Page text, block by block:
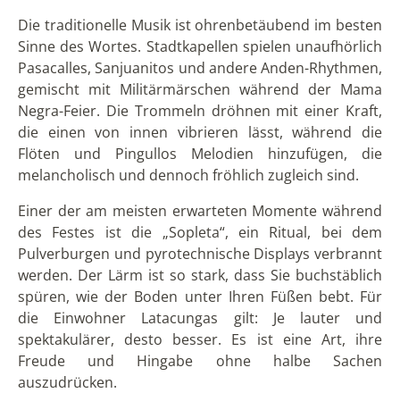
Die traditionelle Musik ist ohrenbetäubend im besten
Sinne des Wortes. Stadtkapellen spielen unaufhörlich
Pasacalles, Sanjuanitos und andere Anden-Rhythmen,
gemischt mit Militärmärschen während der Mama
Negra-Feier. Die Trommeln dröhnen mit einer Kraft,
die einen von innen vibrieren lässt, während die
Flöten und Pingullos Melodien hinzufügen, die
melancholisch und dennoch fröhlich zugleich sind.
Einer der am meisten erwarteten Momente während
des Festes ist die „Sopleta“, ein Ritual, bei dem
Pulverburgen und pyrotechnische Displays verbrannt
werden. Der Lärm ist so stark, dass Sie buchstäblich
spüren, wie der Boden unter Ihren Füßen bebt. Für
die Einwohner Latacungas gilt: Je lauter und
spektakulärer, desto besser. Es ist eine Art, ihre
Freude und Hingabe ohne halbe Sachen
auszudrücken.